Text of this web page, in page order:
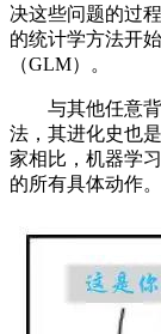
决这些问题的过
的统计学方法开
（GLM）。
与其他任意背
法，其进化史也
家相比，机器学
的所有具体动作